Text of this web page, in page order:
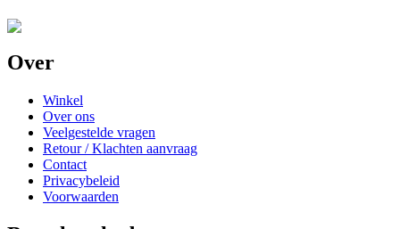
Over
Winkel
Over ons
Veelgestelde vragen
Retour / Klachten aanvraag
Contact
Privacybeleid
Voorwaarden